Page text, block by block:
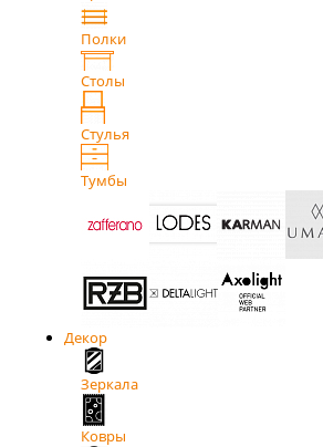
Полки
Столы
Стулья
Тумбы
Декор
Зеркала
Ковры